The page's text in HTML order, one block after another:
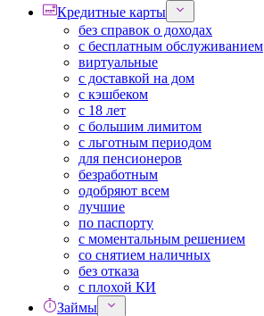
Кредитные карты
без справок о доходах
с бесплатным обслуживанием
виртуальные
с доставкой на дом
с кэшбеком
с 18 лет
с большим лимитом
с льготным периодом
для пенсионеров
безработным
одобряют всем
лучшие
по паспорту
с моментальным решением
со снятием наличных
без отказа
с плохой КИ
Займы